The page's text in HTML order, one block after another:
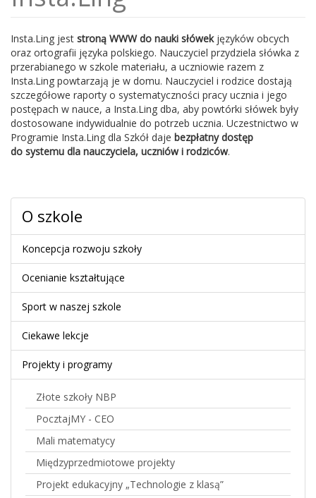
Insta.Ling jest stroną WWW do nauki słówekjęzyków obcych
oraz ortografii języka polskiego. Nauczyciel przydziela słówka z
przerabianego w szkole materiału, a uczniowie razem z
Insta.Ling powtarzają je w domu. Nauczyciel i rodzice dostają
szczegółowe raporty o systematyczności pracy ucznia i jego
postępach w nauce, a Insta.Ling dba, aby powtórki słówek były
dostosowane indywidualnie do potrzeb ucznia. Uczestnictwo w
Programie Insta.Ling dla Szkół daje bezpłatny dostęp
do systemu dla nauczyciela, uczniów i rodziców.
O szkole
Koncepcja rozwoju szkoły
Ocenianie kształtujące
Sport w naszej szkole
Ciekawe lekcje
Projekty i programy
Złote szkoły NBP
PocztajMY - CEO
Mali matematycy
Międzyprzedmiotowe projekty
Projekt edukacyjny „Technologie z klasą”